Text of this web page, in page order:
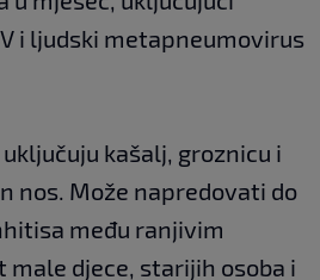
i ljudski metapneumovirus
kašalj, groznicu i
nos. Može napredovati do
među ranjivim
male djece, starijih osoba i